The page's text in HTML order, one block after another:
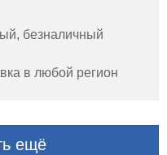
безналичный
в любой регион
ещё